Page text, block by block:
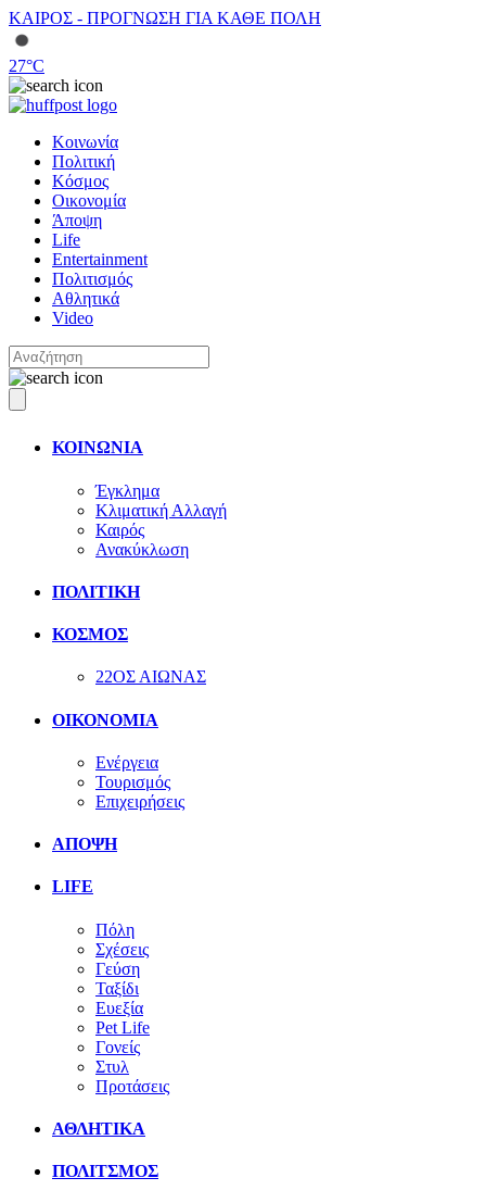
ΚΑΙΡΟΣ - ΠΡΟΓΝΩΣΗ ΓΙΑ ΚΑΘΕ ΠΟΛΗ
27°C
Κοινωνία
Πολιτική
Κόσμος
Οικονομία
Άποψη
Life
Entertainment
Πολιτισμός
Αθλητικά
Video
ΚΟΙΝΩΝΙΑ
Έγκλημα
Κλιματική Αλλαγή
Καιρός
Ανακύκλωση
ΠΟΛΙΤΙΚΗ
ΚΟΣΜΟΣ
22ΟΣ ΑΙΩΝΑΣ
ΟΙΚΟΝΟΜΙΑ
Ενέργεια
Τουρισμός
Επιχειρήσεις
ΑΠΟΨΗ
LIFE
Πόλη
Σχέσεις
Γεύση
Ταξίδι
Ευεξία
Pet Life
Γονείς
Στυλ
Προτάσεις
ΑΘΛΗΤΙΚΑ
ΠΟΛΙΤΣΜΟΣ